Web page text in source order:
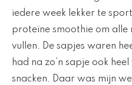
iedere week lekker te
proteïne smoothie om alle
vullen. De sapjes waren
had na zo’n sapje ook
snacken. Daar was mijn